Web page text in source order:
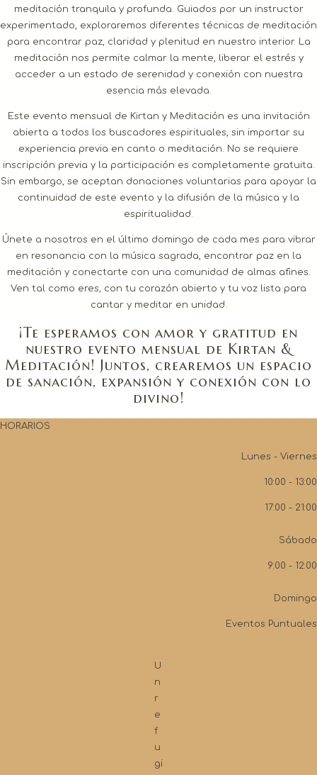
meditación tranquila y profunda. Guiados por un instructor
experimentado, exploraremos diferentes técnicas de meditación
para encontrar paz, claridad y plenitud en nuestro interior. La
meditación nos permite calmar la mente, liberar el estrés y
acceder a un estado de serenidad y conexión con nuestra
esencia más elevada.
Este evento mensual de Kirtan y Meditación es una invitación
abierta a todos los buscadores espirituales, sin importar su
experiencia previa en canto o meditación. No se requiere
inscripción previa y la participación es completamente gratuita.
Sin embargo, se aceptan donaciones voluntarias para apoyar la
continuidad de este evento y la difusión de la música y la
espiritualidad.
Únete a nosotros en el último domingo de cada mes para vibrar
en resonancia con la música sagrada, encontrar paz en la
meditación y conectarte con una comunidad de almas afines.
Ven tal como eres, con tu corazón abierto y tu voz lista para
cantar y meditar en unidad.
¡Te esperamos con amor y gratitud en
nuestro evento mensual de Kirtan &
Meditación! Juntos, crearemos un espacio
de sanación, expansión y conexión con lo
divino!
HORARIOS
Lunes - Viernes
10:00 - 13:00
17:00 - 21:00
Sábado
9:00 - 12:00
Domingo
Eventos Puntuales
U
n
r
e
f
u
gi